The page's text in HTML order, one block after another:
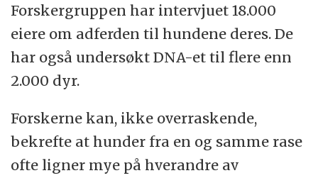
Forskergruppen har intervjuet 18.000
eiere om adferden til hundene deres. De
har også undersøkt DNA-et til flere enn
2.000 dyr.
Forskerne kan, ikke overraskende,
bekrefte at hunder fra en og samme rase
ofte ligner mye på hverandre av